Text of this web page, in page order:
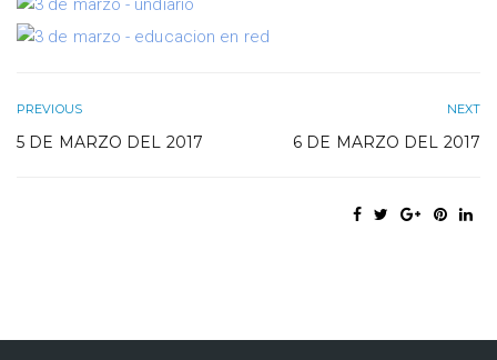
PREVIOUS
5 DE MARZO DEL 2017
NEXT
6 DE MARZO DEL 2017